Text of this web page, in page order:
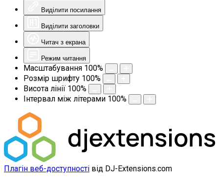
Виділити посилання
Виділити заголовки
Читач з екрана
Режим читання
Масштабування 100%
Розмір шрифту 100%
Висота лінії 100%
Інтервал між літерами 100%
Плагін веб-доступності від DJ-Extensions.com